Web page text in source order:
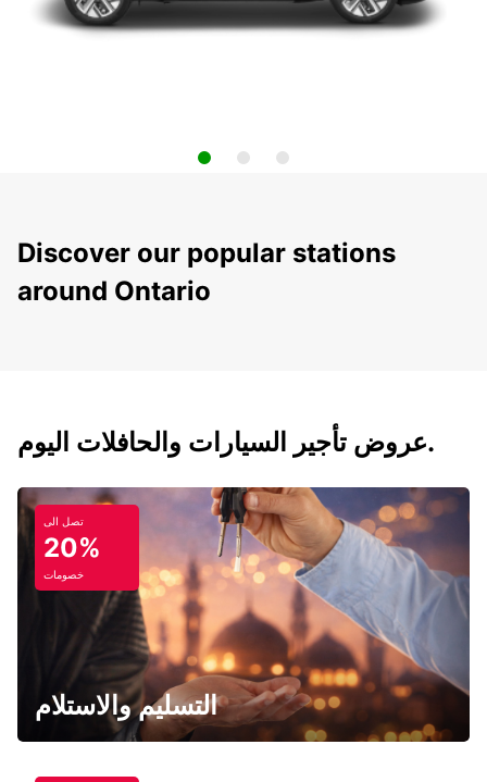
Discover our popular stations
around Ontario
عروض تأجير السيارات والحافلات اليوم.
تصل الى
20%
خصومات
التسليم والاستلام